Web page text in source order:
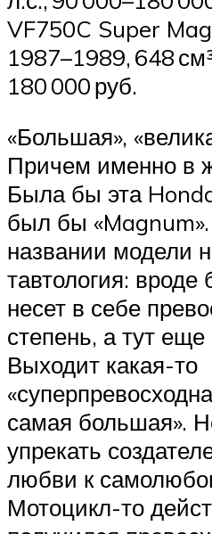
VF750C Super
1987–1989, 648
180 000 руб.
«Большая»,
Причем именно в
Была бы эта
был бы
названии модели
тавтология:
несет в себе
степень, а тут еще
Выходит какая-то
самая большая».
упрекать
любви к
Мотоцикл-то